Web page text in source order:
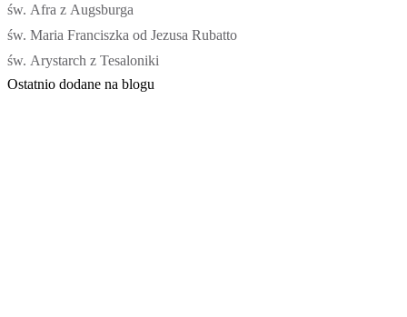
św. Afra z Augsburga
św. Maria Franciszka od Jezusa Rubatto
św. Arystarch z Tesaloniki
Ostatnio dodane na blogu